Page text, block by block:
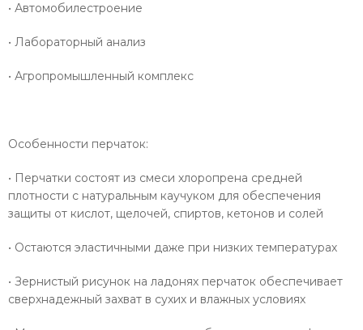
• Автомобилестроение
• Лабораторный анализ
• Агропромышленный комплекс
Особенности перчаток:
• Перчатки состоят из смеси хлоропрена средней
плотности с натуральным каучуком для обеспечения
защиты от кислот, щелочей, спиртов, кетонов и солей
• Остаются эластичными даже при низких температурах
• Зернистый рисунок на ладонях перчаток обеспечивает
сверхнадежный захват в сухих и влажных условиях